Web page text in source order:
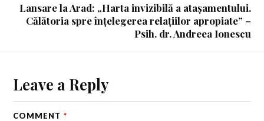
Lansare la Arad: „Harta invizibilă a atașamentului.
Călătoria spre înțelegerea relațiilor apropiate” –
Psih. dr. Andreea Ionescu
Leave a Reply
COMMENT *